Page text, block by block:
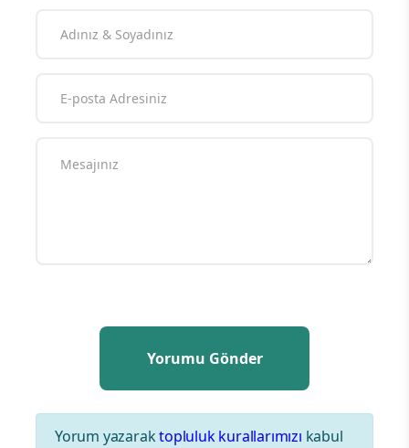
Yorum yazaraktopluluk kurallarımızı kabul